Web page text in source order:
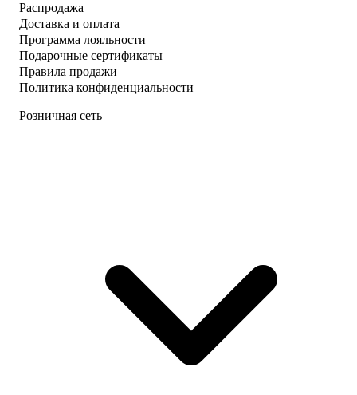
Распродажа
Доставка и оплата
Программа лояльности
Подарочные сертификаты
Правила продажи
Политика конфиденциальности
Розничная сеть